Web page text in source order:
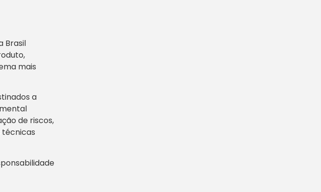
Brasil
mais
a
de riscos,